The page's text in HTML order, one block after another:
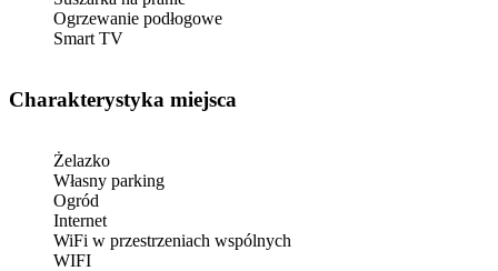
Ogrzewanie podłogowe
Smart TV
Charakterystyka miejsca
Żelazko
Własny parking
Ogród
Internet
WiFi w przestrzeniach wspólnych
WIFI